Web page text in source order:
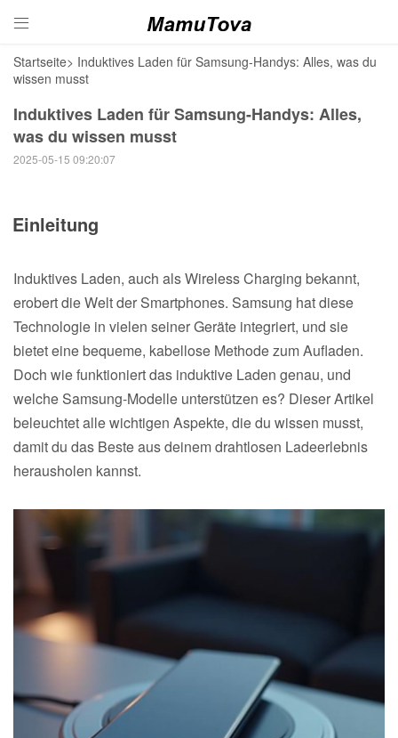

Startseite> Induktives Laden für Samsung-Handys: Alles, was du
wissen musst
Induktives Laden für Samsung-Handys: Alles,
was du wissen musst
2025-05-15 09:20:07
Einleitung
Induktives Laden, auch als Wireless Charging bekannt,
erobert die Welt der Smartphones. Samsung hat diese
Technologie in vielen seiner Geräte integriert, und sie
bietet eine bequeme, kabellose Methode zum Aufladen.
Doch wie funktioniert das induktive Laden genau, und
welche Samsung-Modelle unterstützen es? Dieser Artikel
beleuchtet alle wichtigen Aspekte, die du wissen musst,
damit du das Beste aus deinem drahtlosen Ladeerlebnis
herausholen kannst.